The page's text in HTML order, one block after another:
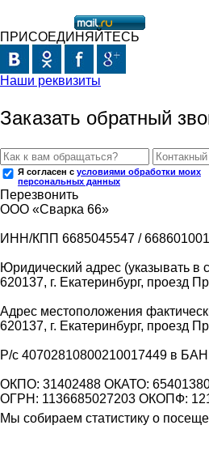
ПРИСОЕДИНЯЙТЕСЬ
Наши реквизиты
Заказать обратный
Я согласен с условиями обработки моих
персональных данных
Перезвонить
ООО «Сварка 66»
ИНН/КПП 6685045547 / 668601001
Юридический адрес (указывать в
620137, г. Екатеринбург, проезд
Адрес местоположения
620137, г. Екатеринбург, проезд
Р/с 40702810800210017449 в
ОКПО: 31402488 ОКАТО:
ОГРН: 1136685027203 ОКОПФ:
Мы собираем статистику о